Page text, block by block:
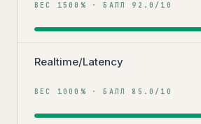
ВЕС 1500 % · БАЛЛ 92.0 /10
Realtime/Latency
ВЕС 1000 % · БАЛЛ 85.0 /10